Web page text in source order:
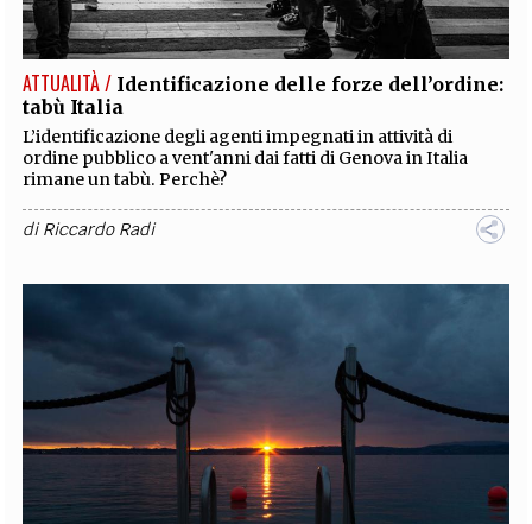
ATTUALITÀ / Identificazione delle forze dell’ordine:
tabù Italia
L’identificazione degli agenti impegnati in attività di
ordine pubblico a vent'anni dai fatti di Genova in Italia
rimane un tabù. Perchè?
diRiccardo Radi